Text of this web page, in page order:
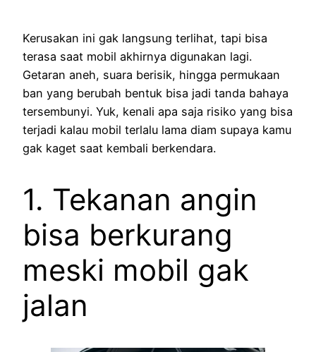
Kerusakan ini gak langsung terlihat, tapi bisa
terasa saat mobil akhirnya digunakan lagi.
Getaran aneh, suara berisik, hingga permukaan
ban yang berubah bentuk bisa jadi tanda bahaya
tersembunyi. Yuk, kenali apa saja risiko yang bisa
terjadi kalau mobil terlalu lama diam supaya kamu
gak kaget saat kembali berkendara.
1. Tekanan angin
bisa berkurang
meski mobil gak
jalan